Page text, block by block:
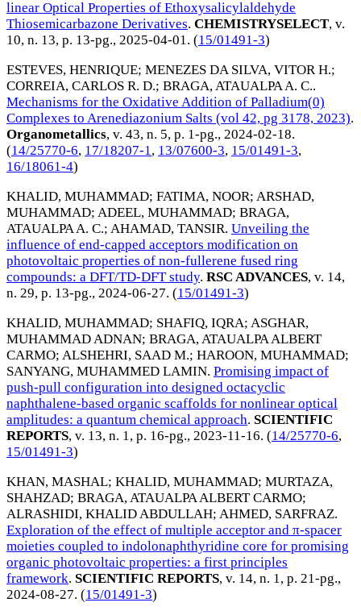
linear Optical Properties of Ethoxysalicylaldehyde
Thiosemicarbazone Derivatives. CHEMISTRYSELECT, v.
10, n. 13, p. 13-pg., 2025-04-01. (15/01491-3)
ESTEVES, HENRIQUE; MENEZES DA SILVA, VITOR H.;
CORREIA, CARLOS R. D.; BRAGA, ATAUALPA A. C..
Mechanisms for the Oxidative Addition of Palladium(0)
Complexes to Arenediazonium Salts (vol 42, pg 3178, 2023).
Organometallics, v. 43, n. 5, p. 1-pg., 2024-02-18.
(14/25770-6, 17/18207-1, 13/07600-3, 15/01491-3,
16/18061-4)
KHALID, MUHAMMAD; FATIMA, NOOR; ARSHAD,
MUHAMMAD; ADEEL, MUHAMMAD; BRAGA,
ATAUALPA A. C.; AHAMAD, TANSIR. Unveiling the
influence of end-capped acceptors modification on
photovoltaic properties of non-fullerene fused ring
compounds: a DFT/TD-DFT study. RSC ADVANCES, v. 14,
n. 29, p. 13-pg., 2024-06-27. (15/01491-3)
KHALID, MUHAMMAD; SHAFIQ, IQRA; ASGHAR,
MUHAMMAD ADNAN; BRAGA, ATAUALPA ALBERT
CARMO; ALSHEHRI, SAAD M.; HAROON, MUHAMMAD;
SANYANG, MUHAMMED LAMIN. Promising impact of
push-pull configuration into designed octacyclic
naphthalene-based organic scaffolds for nonlinear optical
amplitudes: a quantum chemical approach. SCIENTIFIC
REPORTS, v. 13, n. 1, p. 16-pg., 2023-11-16. (14/25770-6,
15/01491-3)
KHAN, MASHAL; KHALID, MUHAMMAD; MURTAZA,
SHAHZAD; BRAGA, ATAUALPA ALBERT CARMO;
ALRASHIDI, KHALID ABDULLAH; AHMED, SARFRAZ.
Exploration of the effect of multiple acceptor and π-spacer
moieties coupled to indolonaphthyridine core for promising
organic photovoltaic properties: a first principles
framework. SCIENTIFIC REPORTS, v. 14, n. 1, p. 21-pg.,
2024-08-27. (15/01491-3)